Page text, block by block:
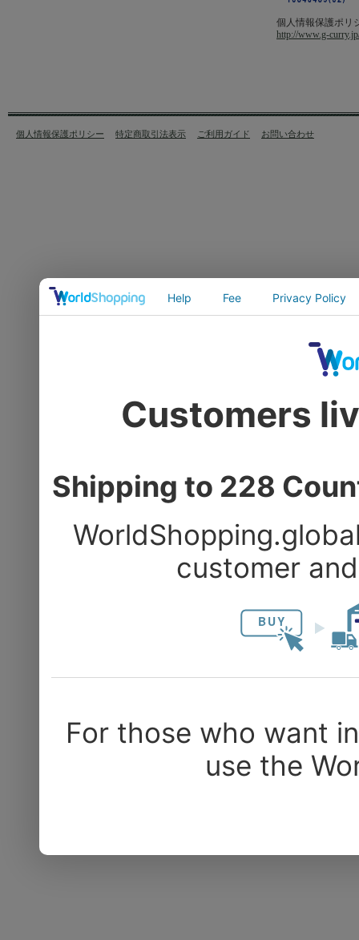
個人情報保護ポリ
http://www.g-
個人情報保護ポリシー 特定商取引法表示 ご利用ガイド お問い合わせ